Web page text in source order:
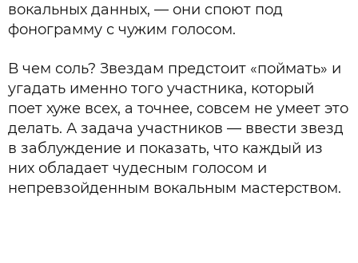
вокальных данных, — они споют под
фонограмму с чужим голосом.
В чем соль? Звездам предстоит «поймать» и
угадать именно того участника, который
поет хуже всех, а точнее, совсем не умеет это
делать. А задача участников — ввести звезд
в заблуждение и показать, что каждый из
них обладает чудесным голосом и
непревзойденным вокальным мастерством.